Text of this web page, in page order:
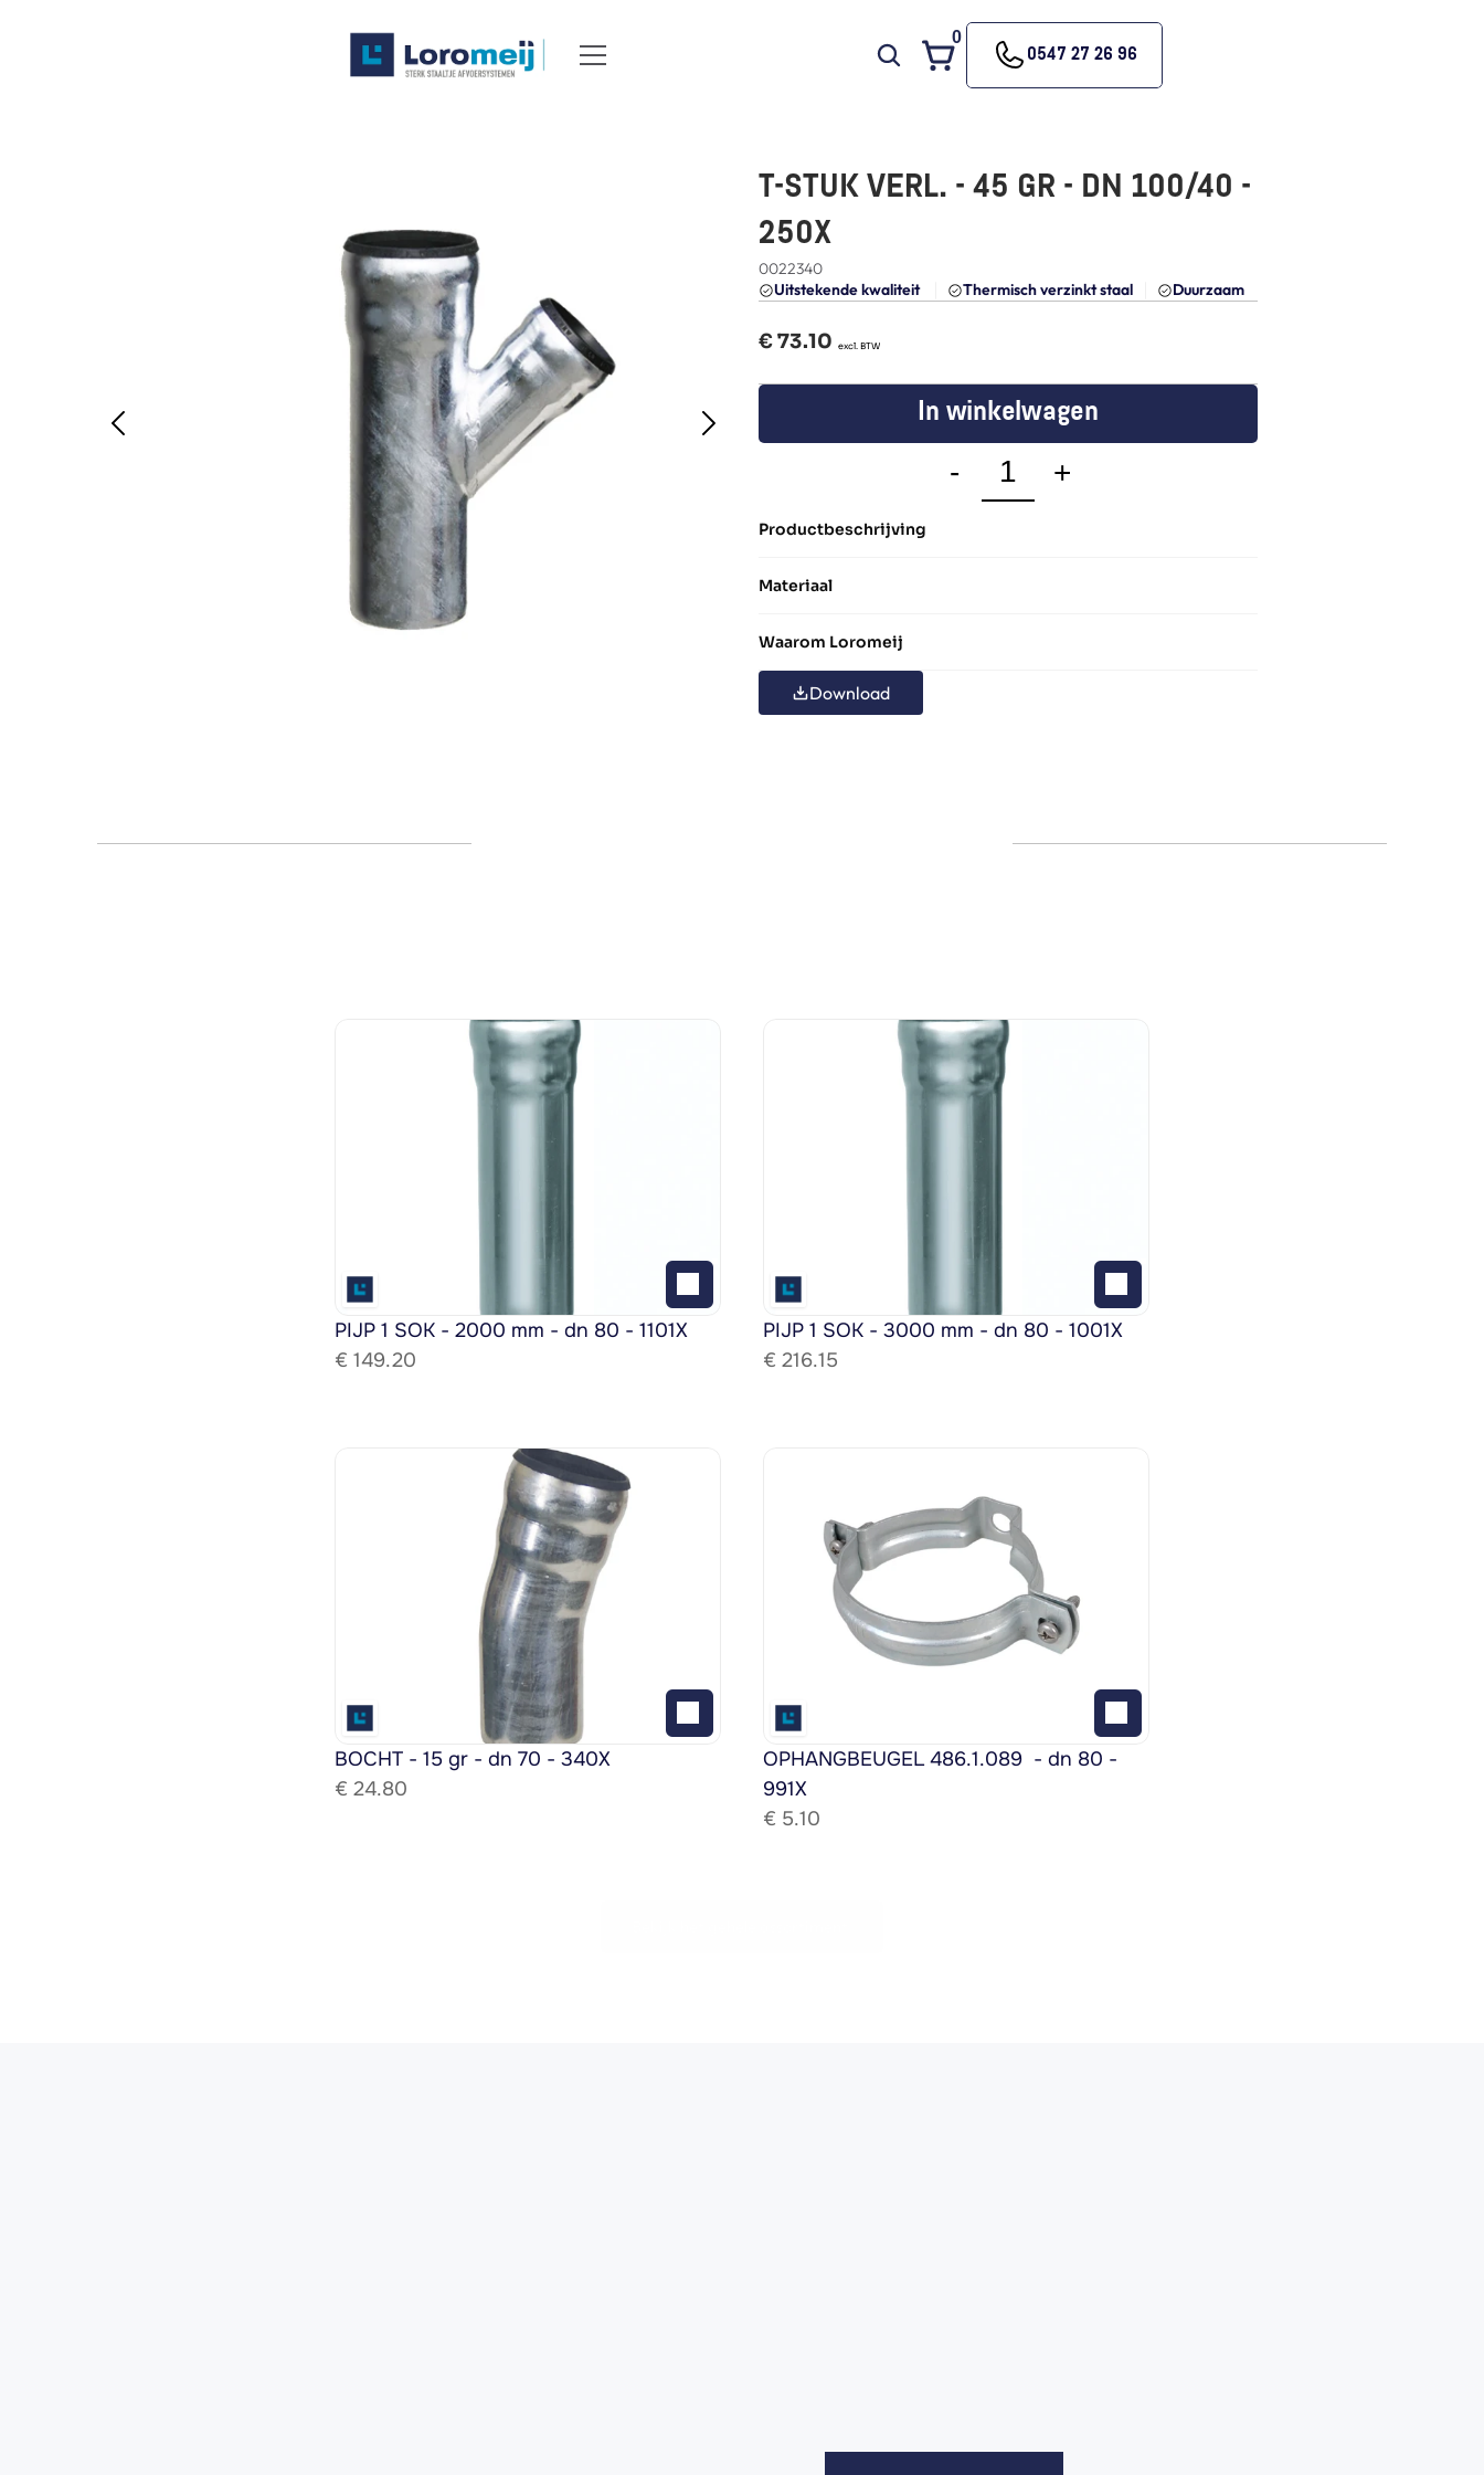
Projecten
Poedercoaten
Over ons
Waarom Loromeij
Downloads
HWA
Contact
FAQ
Blogs
0
0547 27 26 96
T-STUK VERL. - 45 GR - DN 100/40 -
250X
0022340
Uitstekende kwaliteit
Thermisch verzinkt staal Duurzaam
€ 73.10
  excl. BTW
In winkelwagen
- +
Productbeschrijving
Materiaal
Waarom Loromeij
Download
PIJP 1 SOK - 2000 mm - dn 80 - 1101X
€ 149.20
PIJP 1 SOK - 3000 mm - dn 80 - 1001X
€ 216.15
BOCHT - 15 gr - dn 70 - 340X
€ 24.80
OPHANGBEUGEL 486.1.089  - dn 80 -
991X
€ 5.10